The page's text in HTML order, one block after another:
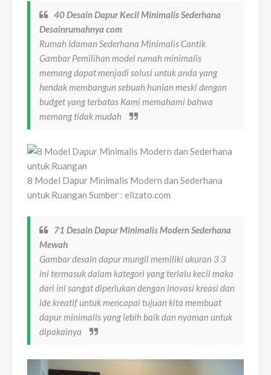
40 Desain Dapur Kecil Minimalis Sederhana
Desainrumahnya com
Rumah Idaman Sederhana Minimalis Cantik
Gambar Pemilihan model rumah minimalis
memang dapat menjadi solusi untuk anda yang
hendak membangun sebuah hunian meski dengan
budget yang terbatas Kami memahami bahwa
memang tidak mudah
8 Model Dapur Minimalis Modern dan Sederhana
untuk Ruangan Sumber : elizato.com
71 Desain Dapur Minimalis Modern Sederhana
Mewah
Gambar desain dapur mungil memiliki ukuran 3 3
ini termasuk dalam kategori yang terlalu kecil maka
dari ini sangat diperlukan dengan inovasi kreasi dan
ide kreatif untuk mencapai tujuan kita membuat
dapur minimalis yang lebih baik dan nyaman untuk
dipakainya